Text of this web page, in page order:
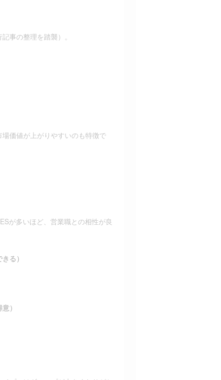
事の整理を踏襲）。
価値が上がりやすいのも特徴で
が多いほど、営業職との相性が良
る）
）